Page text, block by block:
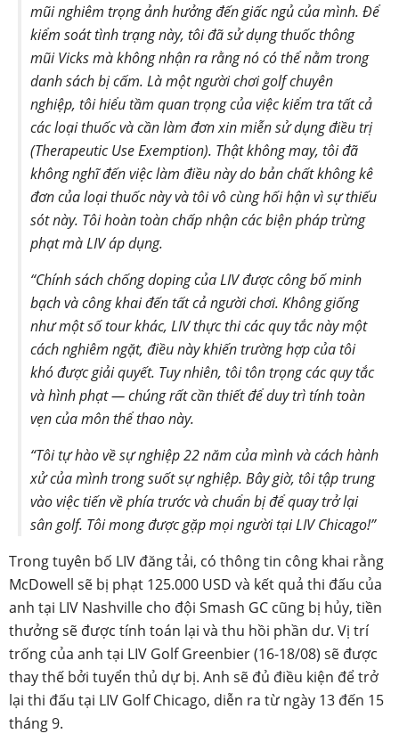
mũi nghiêm trọng ảnh hưởng đến giấc ngủ của mình. Để
kiểm soát tình trạng này, tôi đã sử dụng thuốc thông
mũi Vicks mà không nhận ra rằng nó có thể nằm trong
danh sách bị cấm. Là một người chơi golf chuyên
nghiệp, tôi hiểu tầm quan trọng của việc kiểm tra tất cả
các loại thuốc và cần làm đơn xin miễn sử dụng điều trị
(Therapeutic Use Exemption). Thật không may, tôi đã
không nghĩ đến việc làm điều này do bản chất không kê
đơn của loại thuốc này và tôi vô cùng hối hận vì sự thiếu
sót này. Tôi hoàn toàn chấp nhận các biện pháp trừng
phạt mà LIV áp dụng.
“Chính sách chống doping của LIV được công bố minh
bạch và công khai đến tất cả người chơi. Không giống
như một số tour khác, LIV thực thi các quy tắc này một
cách nghiêm ngặt, điều này khiến trường hợp của tôi
khó được giải quyết. Tuy nhiên, tôi tôn trọng các quy tắc
và hình phạt — chúng rất cần thiết để duy trì tính toàn
vẹn của môn thể thao này.
“Tôi tự hào về sự nghiệp 22 năm của mình và cách hành
xử của mình trong suốt sự nghiệp. Bây giờ, tôi tập trung
vào việc tiến về phía trước và chuẩn bị để quay trở lại
sân golf. Tôi mong được gặp mọi người tại LIV Chicago!”
Trong tuyên bố LIV đăng tải, có thông tin công khai rằng
McDowell sẽ bị phạt 125.000 USD và kết quả thi đấu của
anh tại LIV Nashville cho đội Smash GC cũng bị hủy, tiền
thưởng sẽ được tính toán lại và thu hồi phần dư. Vị trí
trống của anh tại LIV Golf Greenbier (16-18/08) sẽ được
thay thế bởi tuyển thủ dự bị. Anh sẽ đủ điều kiện để trở
lại thi đấu tại LIV Golf Chicago, diễn ra từ ngày 13 đến 15
tháng 9.